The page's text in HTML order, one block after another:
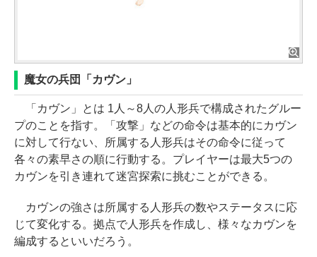
魔女の兵団「カヴン」
「カヴン」とは 1人～8人の人形兵で構成されたグルー
プのことを指す。「攻撃」などの命令は基本的にカヴン
に対して行ない、所属する人形兵はその命令に従って
各々の素早さの順に行動する。プレイヤーは最大5つの
カヴンを引き連れて迷宮探索に挑むことができる。
カヴンの強さは所属する人形兵の数やステータスに応
じて変化する。拠点で人形兵を作成し、様々なカヴンを
編成するといいだろう。